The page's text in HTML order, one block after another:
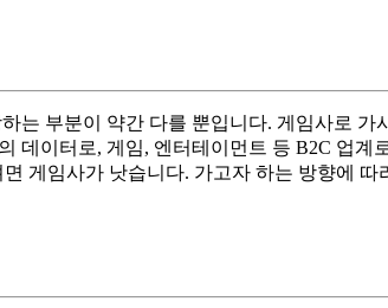
는 부분이 약간 다를 뿐입니다. 게임사로
데이터로, 게임, 엔터테이먼트 등 B2C 업
게임사가 낫습니다. 가고자 하는 방향에 따